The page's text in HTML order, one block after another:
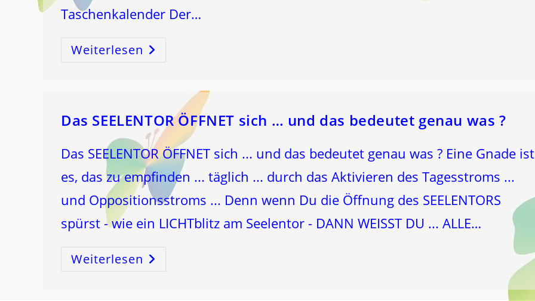
Taschenkalender Der…
Weiterlesen Die
VERKANNTE
SUPER-
Das SEELENTOR ÖFFNET sich … und das bedeutet genau was ?
Das SEELENTOR ÖFFNET sich ... und das bedeutet genau was ? Eine Gnade ist
es, das zu empfinden ... täglich ... durch das Aktivieren des Tagesstroms ...
und Oppositionsstroms ... Denn wenn Du die Öffnung des SEELENTORS
spürst - wie ein LICHTblitz am Seelentor - DANN WEISST DU ... ALLE…
Weiterlesen Das
SEELENTOR
ÖFFNET